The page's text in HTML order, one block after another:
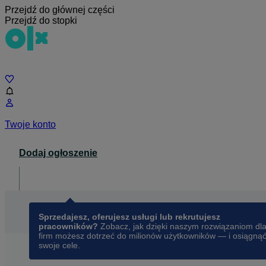
Przejdź do głównej części
Przejdź do stopki
Twoje konto
Dodaj ogłoszenie
Sprzedajesz, oferujesz usługi lub rekrutujesz
pracowników? Zobacz, jak dzięki naszym rozwiązaniom dla
firm możesz dotrzeć do milionów użytkowników — i osiągnąć
swoje cele.